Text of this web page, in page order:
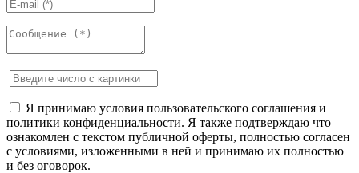
Я принимаю условия пользовательского соглашения и
политики конфиденциальности. Я также подтверждаю что
ознакомлен с текстом публичной оферты, полностью согласен
с условиями, изложенными в ней и принимаю их полностью
и без оговорок.